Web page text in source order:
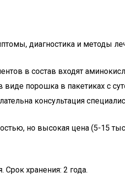
диагностика и методы
в состав входят
виде порошка в пакетиках с
консультация
но высокая цена (5-15
Срок хранения: 2 года.